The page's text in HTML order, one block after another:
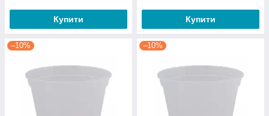
Купити Купити
–10% –10%